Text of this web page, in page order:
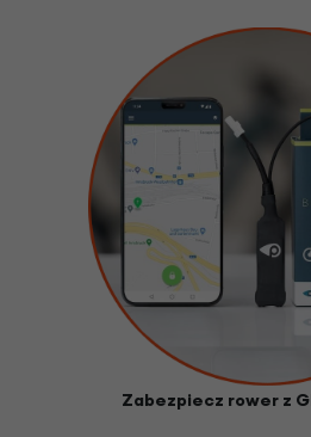
Zabezpiecz rower z